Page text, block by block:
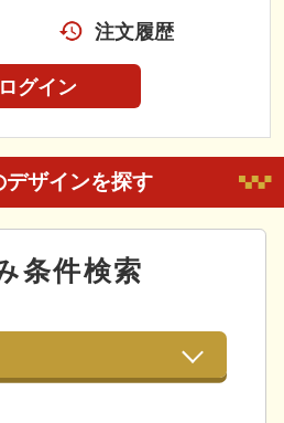
注文履歴
ログイン
デザインを探す
条件検索